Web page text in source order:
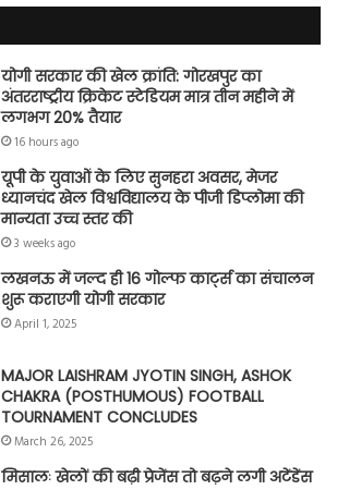
योगी सरकार की खेल क्रांति: गोरखपुर का
अंतरराष्ट्रीय क्रिकेट स्टेडियम मात्र तीन महीने में
लगभग 20% तैयार
16 hours ago
यूपी के युवाओं के लिए सुनहरा अवसर, मेजर
ध्यानचंद खेल विश्वविद्यालय के पीजी डिप्लोमा की
मान्यता उच्च स्तर की
3 weeks ago
लखनऊ में जल्द ही 16 गोल्फ कार्ट्स का संचालन
शुरू कराएगी योगी सरकार
April 1, 2025
MAJOR LAISHRAM JYOTIN SINGH, ASHOK
CHAKRA (POSTHUMOUS) FOOTBALL
TOURNAMENT CONCLUDES
March 26, 2025
मिसालः खेलों की बढ़ी प्रेजेंस तो बढ़ने लगी अटेंडेंस